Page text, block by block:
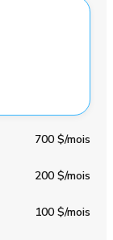
700 $/mois
200 $/mois
100 $/mois